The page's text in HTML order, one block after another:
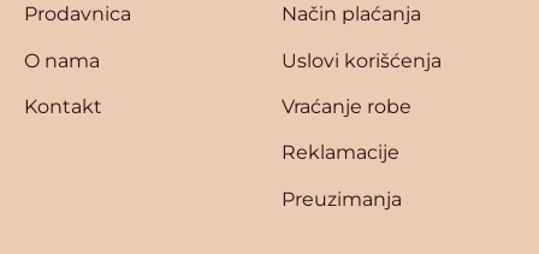
Prodavnica
O nama
Kontakt
Način plaćanja
Uslovi korišćenja
Vraćanje robe
Reklamacije
Preuzimanja